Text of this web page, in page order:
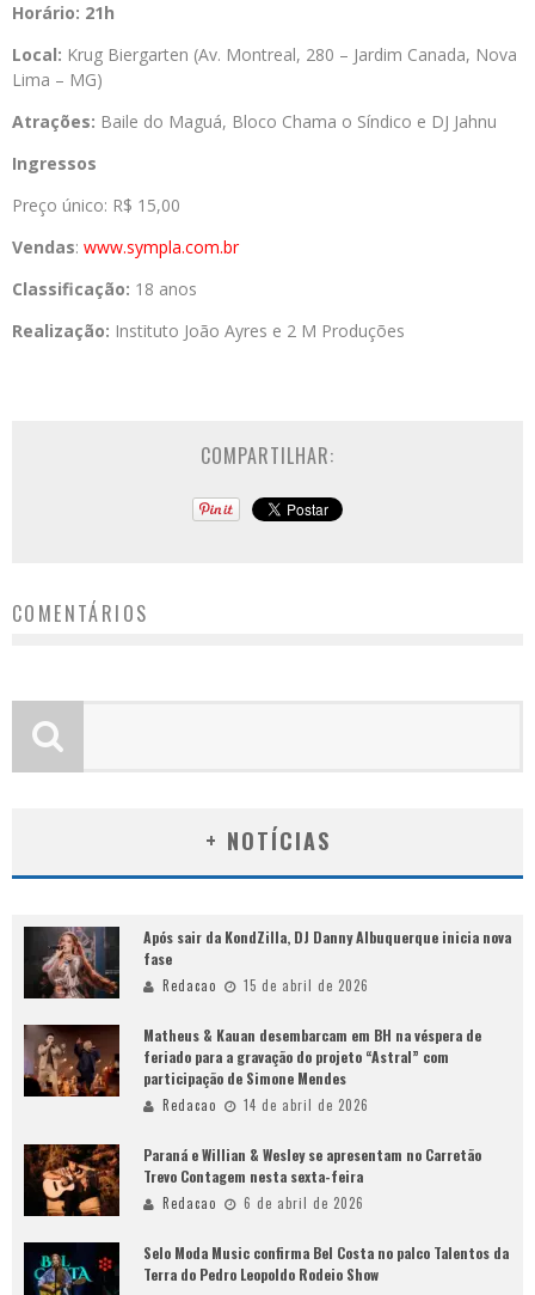
Horário: 21h
Local: Krug Biergarten (Av. Montreal, 280 – Jardim Canada, Nova
Lima – MG)
Atrações: Baile do Maguá, Bloco Chama o Síndico e DJ Jahnu
Ingressos
Preço único: R$ 15,00
Vendas: www.sympla.com.br
Classificação: 18 anos
Realização: Instituto João Ayres e 2 M Produções
COMPARTILHAR:
COMENTÁRIOS
+ NOTÍCIAS
Após sair da KondZilla, DJ Danny Albuquerque inicia nova
fase
Redacao 15 de abril de 2026
Matheus & Kauan desembarcam em BH na véspera de
feriado para a gravação do projeto “Astral” com
participação de Simone Mendes
Redacao 14 de abril de 2026
Paraná e Willian & Wesley se apresentam no Carretão
Trevo Contagem nesta sexta-feira
Redacao 6 de abril de 2026
Selo Moda Music confirma Bel Costa no palco Talentos da
Terra do Pedro Leopoldo Rodeio Show